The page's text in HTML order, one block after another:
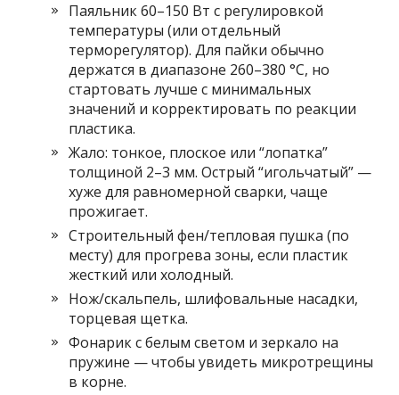
Паяльник 60–150 Вт с регулировкой
температуры (или отдельный
терморегулятор). Для пайки обычно
держатся в диапазоне 260–380 °C, но
стартовать лучше с минимальных
значений и корректировать по реакции
пластика.
Жало: тонкое, плоское или “лопатка”
толщиной 2–3 мм. Острый “игольчатый” —
хуже для равномерной сварки, чаще
прожигает.
Строительный фен/тепловая пушка (по
месту) для прогрева зоны, если пластик
жесткий или холодный.
Нож/скальпель, шлифовальные насадки,
торцевая щетка.
Фонарик с белым светом и зеркало на
пружине — чтобы увидеть микротрещины
в корне.